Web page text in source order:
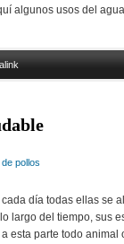
algunos usos del
pollos
día todas ellas se
largo del tiempo, sus
esta parte todo animal